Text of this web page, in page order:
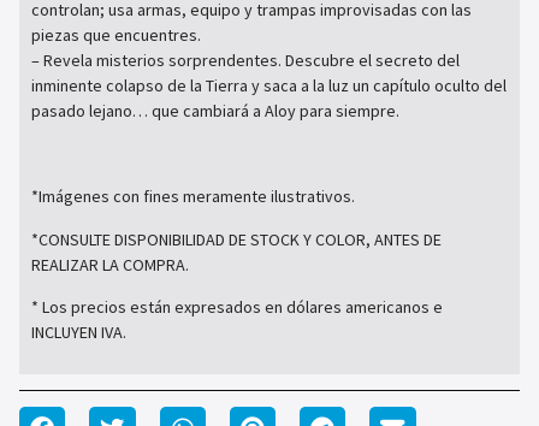
controlan; usa armas, equipo y trampas improvisadas con las
piezas que encuentres.
– Revela misterios sorprendentes. Descubre el secreto del
inminente colapso de la Tierra y saca a la luz un capítulo oculto del
pasado lejano… que cambiará a Aloy para siempre.
*Imágenes con fines meramente ilustrativos.
*CONSULTE DISPONIBILIDAD DE STOCK Y COLOR, ANTES DE
REALIZAR LA COMPRA.
* Los precios están expresados en dólares americanos e
INCLUYEN IVA.